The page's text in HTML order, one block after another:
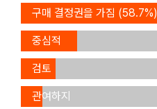
구매 결정권을 가짐 (58.7%)
구매
결정에
중심적
역할
(20.7%)
구매
결정의
검토
멤버
(12.9%)
구매
결정에
관여하지